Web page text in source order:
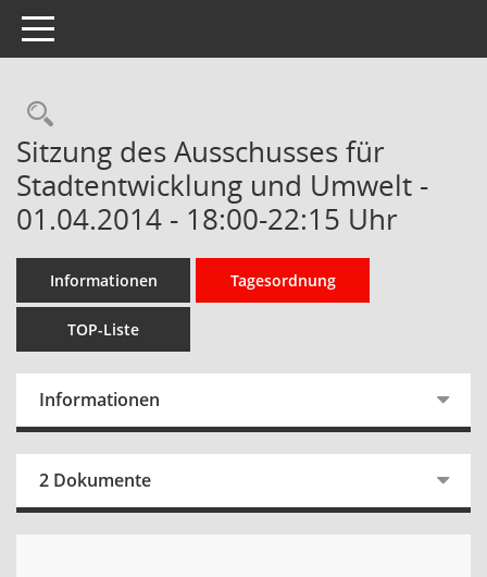
Toggle navigation
Rechercheauswahl
Sitzung des Ausschusses für
Stadtentwicklung und Umwelt -
01.04.2014 - 18:00-22:15 Uhr
Informationen Tagesordnung
TOP-Liste
Informationen
2 Dokumente